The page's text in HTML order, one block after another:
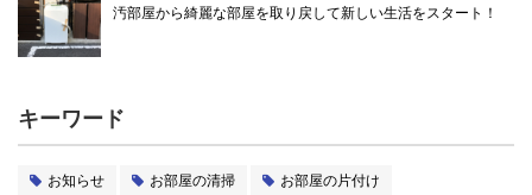
汚部屋から綺麗な部屋を取り戻して新しい生活をスタート！
キーワード
お知らせ お部屋の清掃
お部屋の片付け